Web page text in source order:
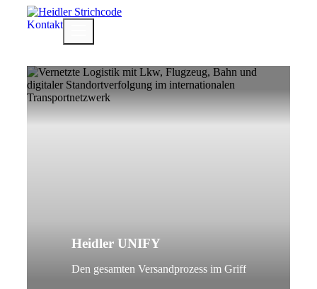
InhaltKontakt
Heidler UNIFY
Den gesamten Versandprozess im Griff